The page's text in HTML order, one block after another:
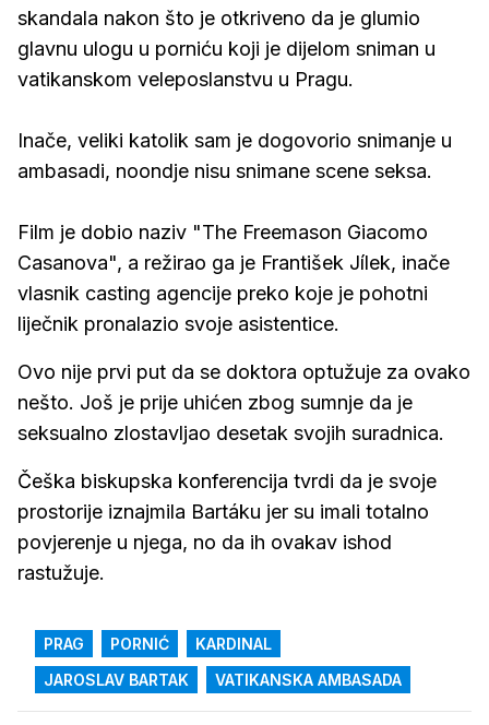
skandala nakon što je otkriveno da je glumio
glavnu ulogu u porniću koji je dijelom sniman u
vatikanskom veleposlanstvu u Pragu.
Inače, veliki katolik sam je dogovorio snimanje u
ambasadi, noondje nisu snimane scene seksa.
Film je dobio naziv "The Freemason Giacomo
Casanova", a režirao ga je František Jílek, inače
vlasnik casting agencije preko koje je pohotni
liječnik pronalazio svoje asistentice.
Ovo nije prvi put da se doktora optužuje za ovako
nešto. Još je prije uhićen zbog sumnje da je
seksualno zlostavljao desetak svojih suradnica.
Češka biskupska konferencija tvrdi da je svoje
prostorije iznajmila Bartáku jer su imali totalno
povjerenje u njega, no da ih ovakav ishod
rastužuje.
PRAG PORNIĆ
KARDINAL
JAROSLAV BARTAK
VATIKANSKA AMBASADA